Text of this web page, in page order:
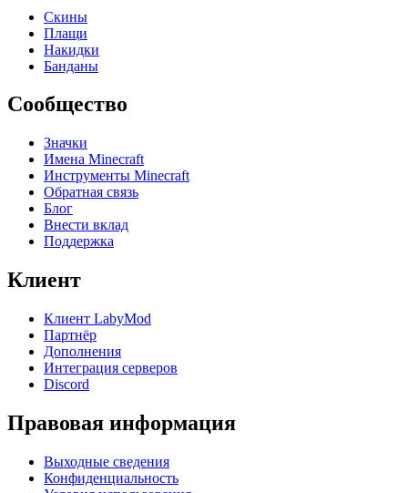
Скины
Плащи
Накидки
Банданы
Сообщество
Значки
Имена Minecraft
Инструменты Minecraft
Обратная связь
Блог
Внести вклад
Поддержка
Клиент
Клиент LabyMod
Партнёр
Дополнения
Интеграция серверов
Discord
Правовая информация
Выходные сведения
Конфиденциальность